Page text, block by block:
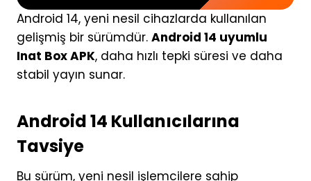
Android 14, yeni nesil cihazlarda kullanılan
gelişmiş bir sürümdür. Android 14 uyumlu
Inat Box APK, daha hızlı tepki süresi ve daha
stabil yayın sunar.
Android 14 Kullanıcılarına
Tavsiye
Bu sürüm, yeni nesil işlemcilere sahip